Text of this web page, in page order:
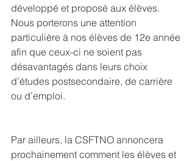
développé et proposé aux élèves.
Nous porterons une attention
particulière à nos élèves de 12e année
afin que ceux-ci ne soient pas
désavantagés dans leurs choix
d’études postsecondaire, de carrière
ou d’emploi.
Par ailleurs, la CSFTNO annoncera
prochainement comment les élèves et